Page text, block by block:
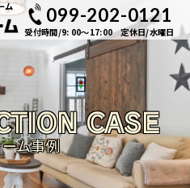
ム 099-202-0121
受付時間/9: 00～17:00 定休日/水曜日
CASE
ム事例